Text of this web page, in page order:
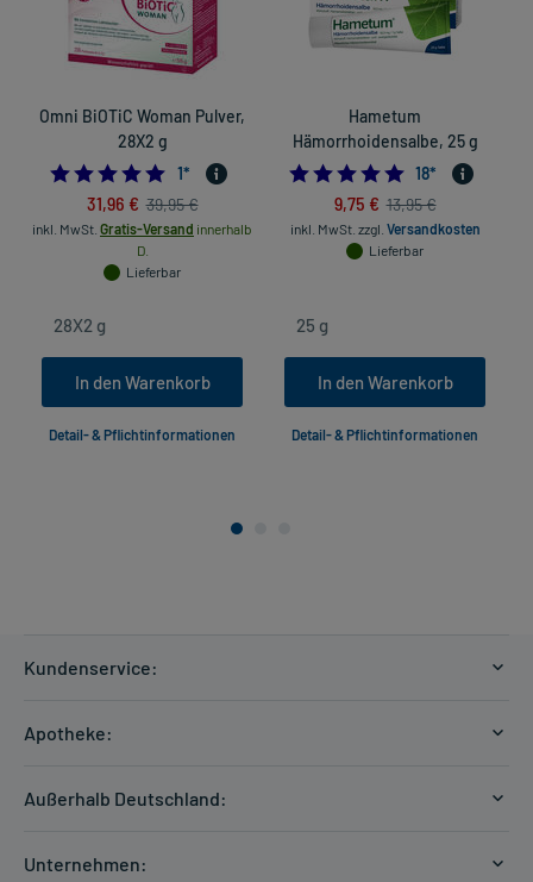
Omni BiOTiC Woman Pulver,
28X2 g
5.0
1*
31,96 € 39,95 €
inkl. MwSt. Gratis-Versand innerhalb
D.
Lieferbar
In den Warenkorb
Detail- & Pflichtinformationen
Hametum
Hämorrhoidensalbe, 25 g
18*
9,75 € 13,95 €
inkl. MwSt. zzgl. Versandkosten
Lieferbar
In den Warenkorb
Detail- & Pflichtinformationen
Kundenservice:
Hilfe
Apotheke:
Außerhalb Deutschland:
Unternehmen: